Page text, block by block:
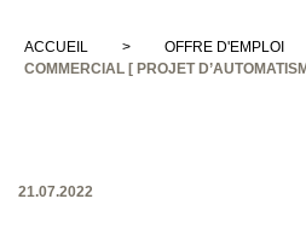
ACCUEIL > OFFRE D'EMPLOI
COMMERCIAL [ PROJET
21.07.2022